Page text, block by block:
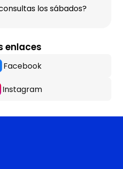
los sábados?
enlaces
Facebook
Instagram